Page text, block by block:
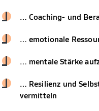
… Coaching- und
… emotionale
… mentale Stärke
… Resilienz und
vermitteln